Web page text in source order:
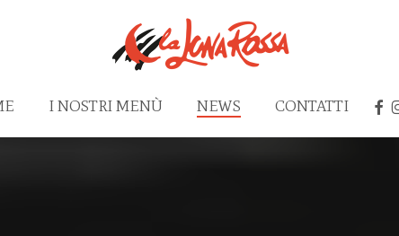
I NOSTRI MENÙ NEWS CONTATTI